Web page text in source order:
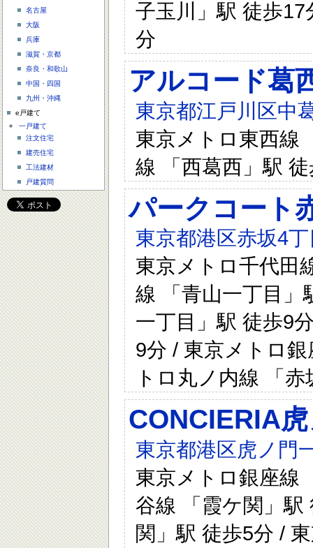
子玉川」駅 徒歩
分
アルコード葛
東京都江戸川区中
東京メトロ東西線
線 「西葛西」駅
パークコー
東京都港区赤坂4
東京メトロ千代田
線 「青山一丁目」
一丁目」駅 徒歩9
9分 / 東京メトロ
トロ丸ノ内線 「
CONCIERIA
東京都港区虎ノ門
東京メトロ銀座線
谷線 「霞ケ関」駅
関」駅 徒歩5分 /
名古屋
大阪
兵庫
滋賀・京都
奈良・和歌山
中国・四国
九州・沖縄
e戸建て
一戸建て
注文住宅
建売住宅
工法建材
戸建質問